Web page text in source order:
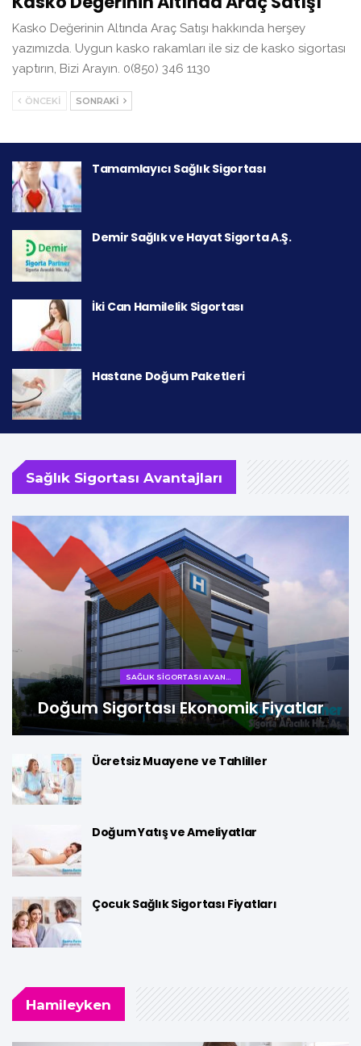
Kasko Değerinin Altında Araç Satışı hakkında herşey
yazımızda. Uygun kasko rakamları ile siz de kasko sigortası
yaptırın, Bizi Arayın. 0(850) 346 1130
ÖNCEKI SONRAKI
Tamamlayıcı Sağlık Sigortası
Demir Sağlık ve Hayat Sigorta A.Ş.
İki Can Hamilelik Sigortası
Hastane Doğum Paketleri
Sağlık Sigortası Avantajları
Doğum Sigortası Ekonomik Fiyatlar
Ücretsiz Muayene ve Tahliller
Doğum Yatış ve Ameliyatlar
Çocuk Sağlık Sigortası Fiyatları
Hamileyken